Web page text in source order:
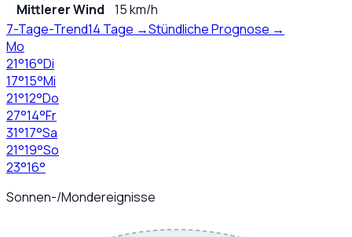
Mittlerer Wind
15 km/h
7-Tage-Trend14 Tage →Stündliche Prognose →
Mo
21°16°Di
17°15°Mi
21°12°Do
27°14°Fr
31°17°Sa
21°19°So
23°16°
Sonnen-/Mondereignisse